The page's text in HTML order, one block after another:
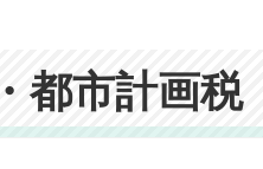
都市計画税